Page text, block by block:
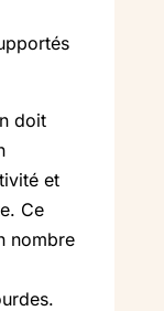
doit
et
Ce
nombre